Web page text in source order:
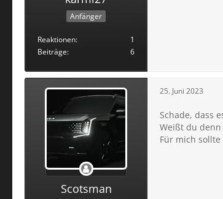
Anfänger
Reaktionen
1
Beiträge
6
Scotsman
25. Juni 2023
Schade, dass
Weißt du
Für mich